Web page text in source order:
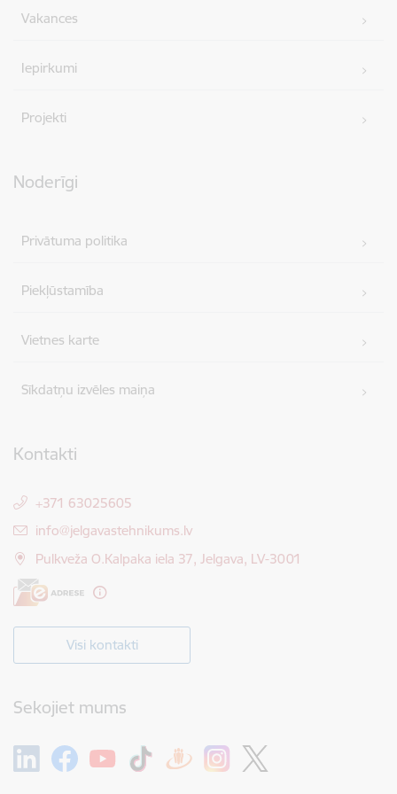
Vakances
Iepirkumi
Projekti
Noderīgi
Privātuma politika
Piekļūstamība
Vietnes karte
Sīkdatņu izvēles maiņa
Kontakti
+371 63025605
E-pasts:
info@jelgavastehnikums.lv
Pulkveža O.Kalpaka iela 37, Jelgava, LV-3001
Visi kontakti
Sekojiet mums